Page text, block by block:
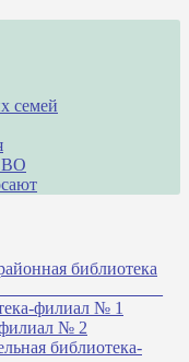
семей
библиотека
филиал № 1
филиал № 2
библиотека-